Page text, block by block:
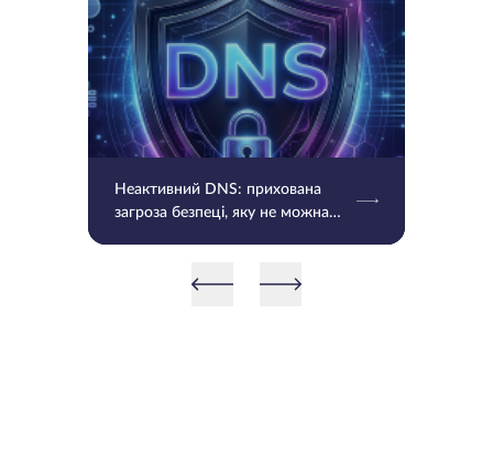
Неактивний DNS: прихована
загроза безпеці, яку не можна